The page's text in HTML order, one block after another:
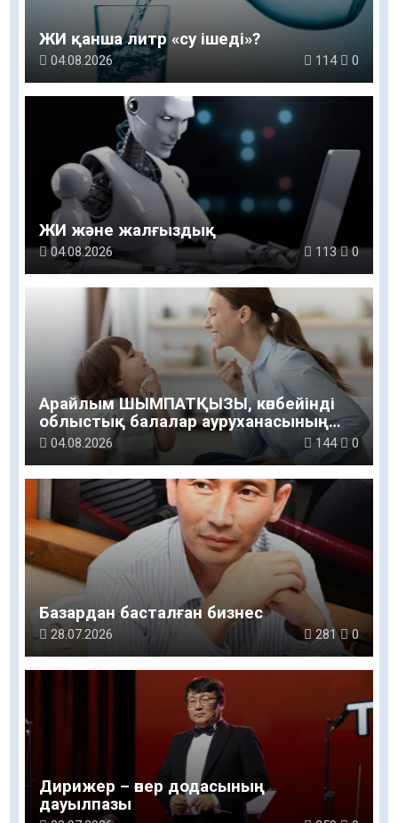
ЖИ қанша литр «су ішеді»?
04.08.2026 114 0
ЖИ және жалғыздық
04.08.2026 113 0
Арайлым ШЫМПАТҚЫЗЫ, көпбейінді
облыстық балалар ауруханасының
логопед маманы: Баланың сөйлеуі мен
дамуы үйдегі қарапайым қарым-
қатынастан басталады
04.08.2026 144 0
Базардан басталған бизнес
28.07.2026 281 0
Дирижер – өнер додасының
дауылпазы